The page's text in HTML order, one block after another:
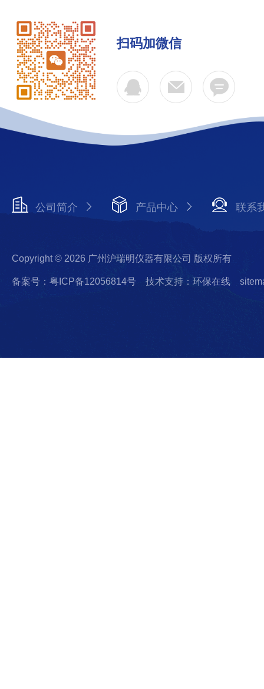
扫码加微信
公司简介 产品中心 联系
Copyright © 2026 广州沪瑞明仪器有限公司 版权所有
备案号：粤ICP备12056814号 技术支持：环保在线